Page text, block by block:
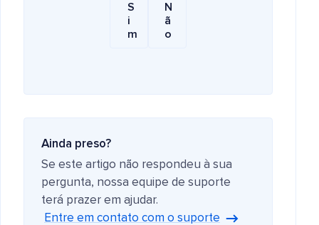
S
i
m
N
ã
o
Ainda preso?
Se este artigo não respondeu à sua
pergunta, nossa equipe de suporte
terá prazer em ajudar.
Entre em contato com o suporte